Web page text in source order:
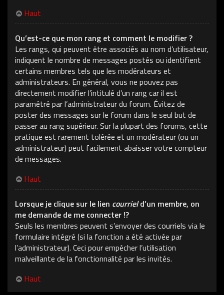
Haut
Qu’est-ce que mon rang et comment le modifier ?
Les rangs, qui peuvent être associés au nom d’utilisateur,
indiquent le nombre de messages postés ou identifient
certains membres tels que les modérateurs et
administrateurs. En général, vous ne pouvez pas
directement modifier l’intitulé d’un rang car il est
paramétré par l’administrateur du forum. Évitez de
poster des messages sur le forum dans le seul but de
passer au rang supérieur. Sur la plupart des forums, cette
pratique est rarement tolérée et un modérateur (ou un
administrateur) peut facilement abaisser votre compteur
de messages.
Haut
Lorsque je clique sur le lien courrield’un membre, on
me demande de me connecter !?
Seuls les membres peuvent s’envoyer des courriels via le
formulaire intégré (si la fonction a été activée par
l’administrateur). Ceci pour empêcher l’utilisation
malveillante de la fonctionnalité par les invités.
Haut